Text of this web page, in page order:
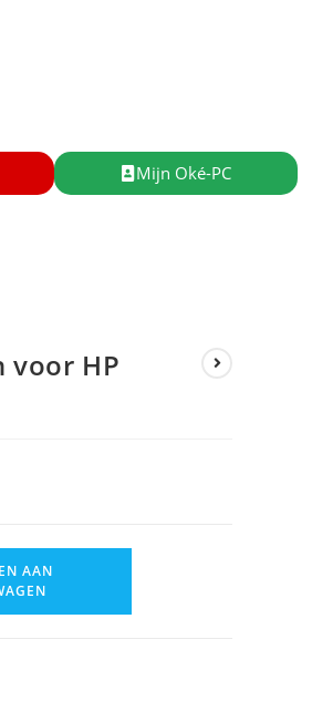
Mijn Oké-PC
voor HP
AAN